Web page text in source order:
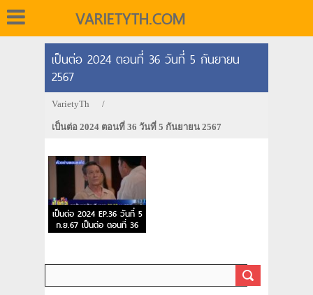
VARIETYTH.COM
เป็นต่อ 2024 ตอนที่ 36 วันที่ 5 กันยายน
2567
VarietyTh /
เป็นต่อ 2024 ตอนที่ 36 วันที่ 5 กันยายน 2567
เป็นต่อ 2024 EP.36 วันที่ 5
ก.ย.67 เป็นต่อ ตอนที่ 36